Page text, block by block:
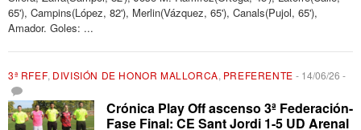
65'), Campins(López, 82'), Merlin(Vázquez, 65'), Canals(Pujol, 65'),
Amador. Goles: ...
3ª RFEF, DIVISIÓN DE HONOR MALLORCA, PREFERENTE - 14/06/26 -
Crónica Play Off ascenso 3ª Federación-
Fase Final: CE Sant Jordi 1-5 UD Arenal